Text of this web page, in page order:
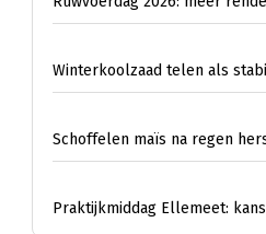
Schoffelen maïs na regen